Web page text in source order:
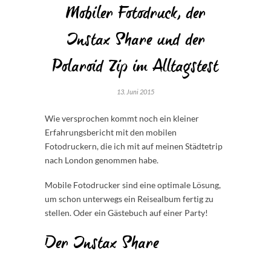
Mobiler Fotodruck, der
Instax Share und der
Polaroid Zip im Alltagstest
13. Juni 2015
Wie versprochen kommt noch ein kleiner
Erfahrungsbericht mit den mobilen
Fotodruckern, die ich mit auf meinen Städtetrip
nach London genommen habe.
Mobile Fotodrucker sind eine optimale Lösung,
um schon unterwegs ein Reisealbum fertig zu
stellen. Oder ein Gästebuch auf einer Party!
Der Instax Share